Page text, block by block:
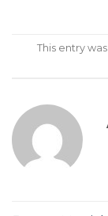
This entry